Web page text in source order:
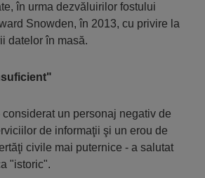
în urma dezvăluirilor fostului
Snowden, în 2013, cu privire la
datelor în masă.
un personaj negativ de
de informaţii şi un erou de
civile mai puternice - a salutat
"istoric".